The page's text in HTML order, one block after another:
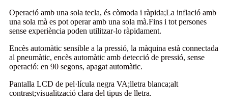
Operació amb una sola tecla, és còmoda i ràpida;La inflació amb
una sola mà es pot operar amb una sola mà.Fins i tot persones
sense experiència poden utilitzar-lo ràpidament.
Encès automàtic sensible a la pressió, la màquina està connectada
al pneumàtic, encès automàtic amb detecció de pressió, sense
operació: en 90 segons, apagat automàtic.
Pantalla LCD de pel·lícula negra VA;lletra blanca;alt
contrast;visualització clara del tipus de lletra.